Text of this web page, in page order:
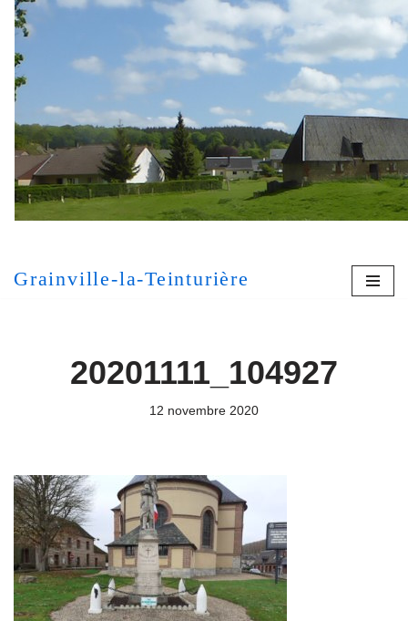
Aller
au
contenu
Grainville-la-Teinturière
20201111_104927
12 novembre 2020